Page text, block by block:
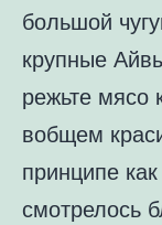
большой
крупные
режьте мясо
вобщем
принципе
смотрелось